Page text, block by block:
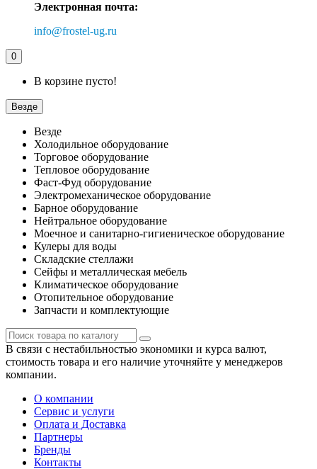
Электронная почта:
info@frostel-ug.ru
0
В корзине пусто!
Везде
Везде
Холодильное оборудование
Торговое оборудование
Тепловое оборудование
Фаст-Фуд оборудование
Электромеханическое оборудование
Барное оборудование
Нейтральное оборудование
Моечное и санитарно-гигиеническое оборудование
Кулеры для воды
Складские стеллажи
Сейфы и металлическая мебель
Климатическое оборудование
Отопительное оборудование
Запчасти и комплектующие
В связи с нестабильностью экономики и курса валют,
стоимость товара и его наличие уточняйте у менеджеров
компании.
О компании
Сервис и услуги
Оплата и Доставка
Партнеры
Бренды
Контакты